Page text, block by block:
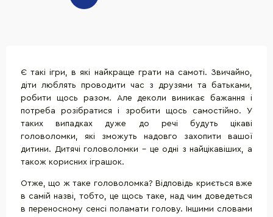
Є такі ігри, в які найкраще грати на самоті. Звичайно,
діти люблять проводити час з друзями та батьками,
робити щось разом. Але деколи виникає бажання і
потреба розібратися і зробити щось самостійно. У
таких випадках дуже до речі будуть цікаві
головоломки, які зможуть надовго захопити вашої
дитини. Дитячі головоломки - це одні з найцікавіших, а
також корисних іграшок.
Отже, що ж таке головоломка? Відповідь криється вже
в самій назві, тобто, це щось таке, над чим доведеться
в переносному сенсі поламати голову. Іншими словами